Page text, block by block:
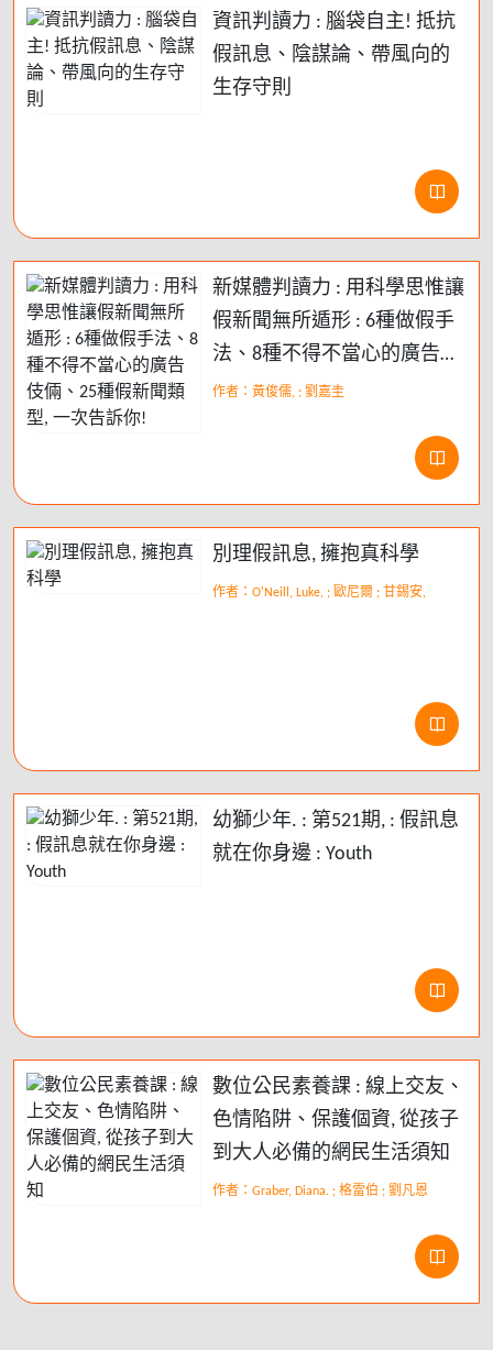
資訊判讀力 : 腦袋自主! 抵抗
假訊息、陰謀論、帶風向的
生存守則
新媒體判讀力 : 用科學思惟讓
假新聞無所遁形 : 6種做假手
法、8種不得不當心的廣告伎
倆、25種假新聞類型, 一次告
作者：黃俊儒, ; 劉嘉圭
別理假訊息, 擁抱真科學
作者：O'Neill, Luke, ; 歐尼爾 ; 甘錫安,
幼獅少年. : 第521期, : 假訊息
就在你身邊 : Youth
數位公民素養課 : 線上交友、
色情陷阱、保護個資, 從孩子
到大人必備的網民生活須知
作者：Graber, Diana. ; 格雷伯 ; 劉凡恩